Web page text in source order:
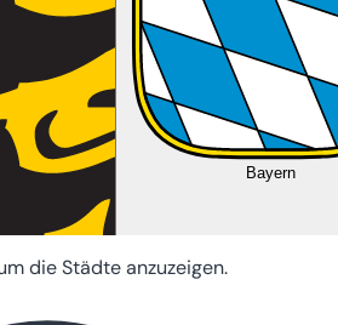
Bayern
die Städte anzuzeigen.